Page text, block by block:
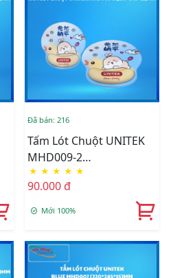
Đã bán: 216
Tấm Lót Chuột UNITEK
MHD009-2
(220*245*15)MM
★ ★ ★ ★ ★
90.000 đ
Mới 100%